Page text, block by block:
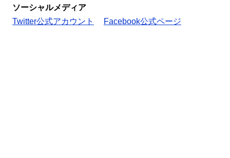
ソーシャルメディア
Twitter公式アカウント
Facebook公式ページ